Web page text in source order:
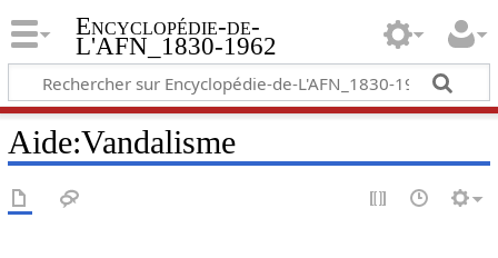
Encyclopédie-de-
L'AFN_1830-1962
Aide:Vandalisme